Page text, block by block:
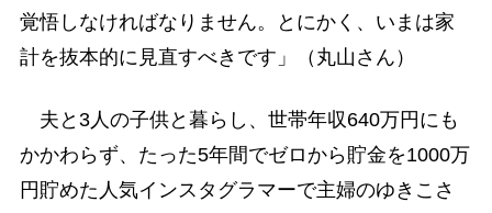
覚悟しなければなりません。とにかく、いまは家
計を抜本的に見直すべきです」（丸山さん）
夫と3人の子供と暮らし、世帯年収640万円にも
かかわらず、たった5年間でゼロから貯金を1000万
円貯めた人気インスタグラマーで主婦のゆきこさ